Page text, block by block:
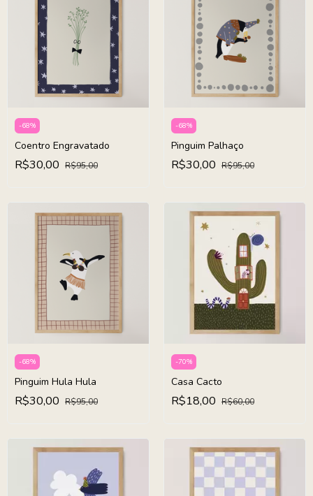
-68%
Coentro Engravatado
R$30,00 R$95,00
-68%
Pinguim Palhaço
R$30,00 R$95,00
-68%
Pinguim Hula Hula
R$30,00 R$95,00
-70%
Casa Cacto
R$18,00 R$60,00